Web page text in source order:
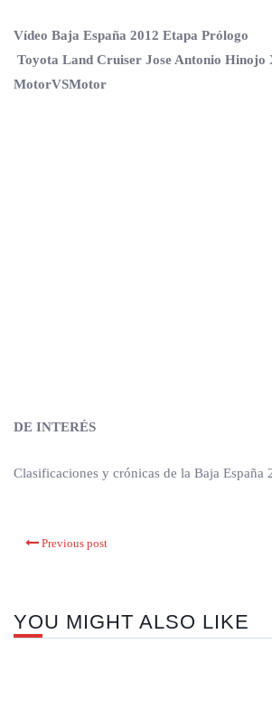
Vídeo Baja España 2012 Etapa Prólogo
Toyota Land Cruiser Jose Antonio Hinojo
MotorVSMotor
DE INTERÉS
Clasificaciones y crónicas de la Baja España
Previous post
YOU MIGHT ALSO LIKE